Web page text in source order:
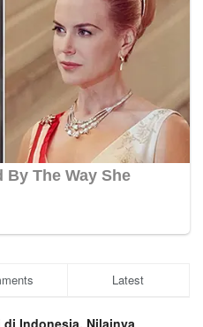
Latest
Indonesia, Nilainya